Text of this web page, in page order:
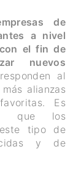
de
a nivel
el fin de
nuevos
al
alianzas
Es
que los
este tipo de
y de